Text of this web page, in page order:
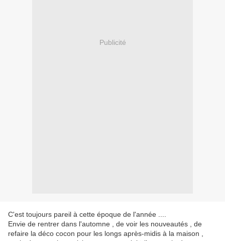
Publicité
C'est toujours pareil à cette époque de l'année ....
Envie de rentrer dans l'automne , de voir les nouveautés , de
refaire la déco cocon pour les longs après-midis à la maison ,